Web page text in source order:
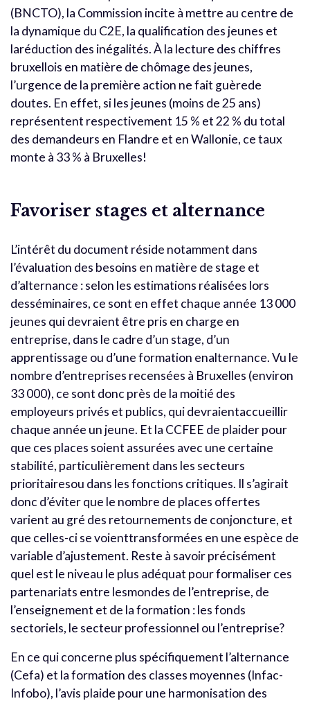
(BNCTO), la Commission incite à mettre au centre de
la dynamique du C2E, la qualification des jeunes et
laréduction des inégalités. À la lecture des chiffres
bruxellois en matière de chômage des jeunes,
l’urgence de la première action ne fait guèrede
doutes. En effet, si les jeunes (moins de 25 ans)
représentent respectivement 15 % et 22 % du total
des demandeurs en Flandre et en Wallonie, ce taux
monte à 33 % à Bruxelles!
Favoriser stages et alternance
L’intérêt du document réside notamment dans
l’évaluation des besoins en matière de stage et
d’alternance : selon les estimations réalisées lors
desséminaires, ce sont en effet chaque année 13 000
jeunes qui devraient être pris en charge en
entreprise, dans le cadre d’un stage, d’un
apprentissage ou d’une formation enalternance. Vu le
nombre d’entreprises recensées à Bruxelles (environ
33 000), ce sont donc près de la moitié des
employeurs privés et publics, qui devraientaccueillir
chaque année un jeune. Et la CCFEE de plaider pour
que ces places soient assurées avec une certaine
stabilité, particulièrement dans les secteurs
prioritairesou dans les fonctions critiques. Il s’agirait
donc d’éviter que le nombre de places offertes
varient au gré des retournements de conjoncture, et
que celles-ci se voienttransformées en une espèce de
variable d’ajustement. Reste à savoir précisément
quel est le niveau le plus adéquat pour formaliser ces
partenariats entre lesmondes de l’entreprise, de
l’enseignement et de la formation : les fonds
sectoriels, le secteur professionnel ou l’entreprise?
En ce qui concerne plus spécifiquement l’alternance
(Cefa) et la formation des classes moyennes (Infac-
Infobo), l’avis plaide pour une harmonisation des